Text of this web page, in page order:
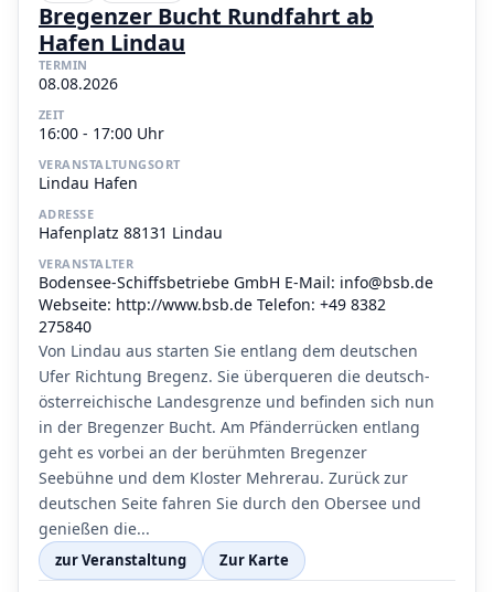
Bregenzer Bucht Rundfahrt ab
Hafen Lindau
TERMIN
08.08.2026
ZEIT
16:00 - 17:00 Uhr
VERANSTALTUNGSORT
Lindau Hafen
ADRESSE
Hafenplatz 88131 Lindau
VERANSTALTER
Bodensee-Schiffsbetriebe GmbH E-Mail: info@bsb.de
Webseite: http://www.bsb.de Telefon: +49 8382
275840
Von Lindau aus starten Sie entlang dem deutschen
Ufer Richtung Bregenz. Sie überqueren die deutsch-
österreichische Landesgrenze und befinden sich nun
in der Bregenzer Bucht. Am Pfänderrücken entlang
geht es vorbei an der berühmten Bregenzer
Seebühne und dem Kloster Mehrerau. Zurück zur
deutschen Seite fahren Sie durch den Obersee und
genießen die...
zur Veranstaltung Zur Karte